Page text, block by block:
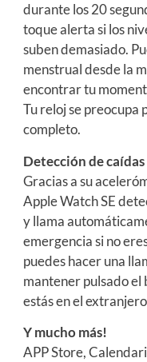
durante los 20
toque alerta si los
suben demasiado.
menstrual desde la
encontrar tu
Tu reloj se preocupa
completo.
Detección de caídas
Gracias a su
Apple Watch SE
y llama
emergencia si no
puedes hacer una
mantener pulsado
estás en el
Y mucho más!
APP Store,